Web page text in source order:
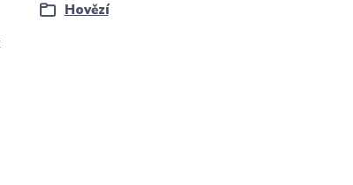
Hovězí